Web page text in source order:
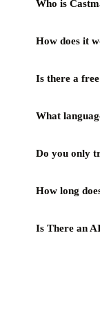
Who is
How does it
Is there a
What
Do you only
How long
Is There an